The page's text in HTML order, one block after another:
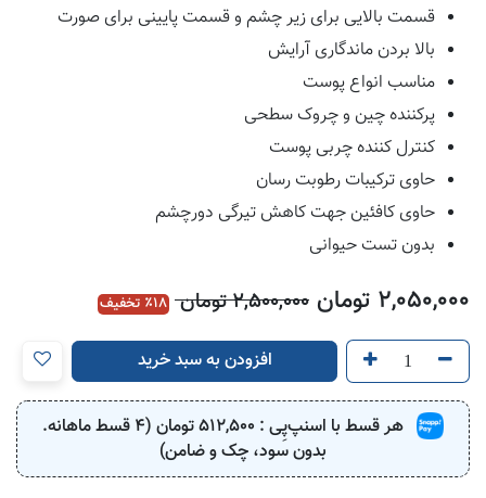
قسمت بالایی برای زیر چشم و قسمت پایینی برای صورت
بالا بردن ماندگاری آرایش
مناسب انواع پوست
پرکننده چین و چروک سطحی
کنترل کننده چربی پوست
حاوی ترکیبات رطوبت رسان
حاوی کافئین جهت کاهش تیرگی دورچشم
بدون تست حیوانی
2,050,000 تومان 2,500,000تومان 18٪ تخفیف
افزودن به سبد خرید
هر قسط با اسنپ‌پِی : 512,500
تومان (4 قسط ماهانه.
بدون سود، چک و ضامن)